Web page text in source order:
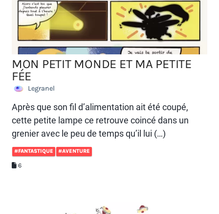
MON PETIT MONDE ET MA PETITE
FÉE
Legranel
Après que son fil d’alimentation ait été coupé,
cette petite lampe ce retrouve coincé dans un
grenier avec le peu de temps qu’il lui (…)
#FANTASTIQUE #AVENTURE
6